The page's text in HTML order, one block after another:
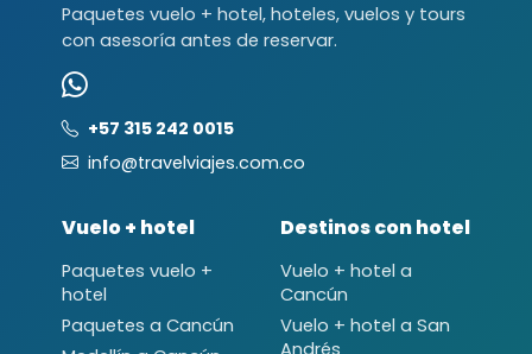
Paquetes vuelo + hotel, hoteles, vuelos y tours
con asesoría antes de reservar.
+57 315 242 0015
info@travelviajes.com.co
Vuelo + hotel
Paquetes vuelo +
hotel
Paquetes a Cancún
Destinos con hotel
Vuelo + hotel a
Cancún
Vuelo + hotel a San
Andrés